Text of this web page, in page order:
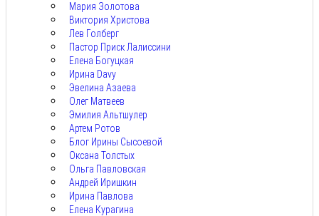
Мария Золотова
Виктория Христова
Лев Голберг
Пастор Приск Лалиссини
Елена Богуцкая
Ирина Davy
Эвелина Азаева
Олег Матвеев
Эмилия Альтшулер
Артем Ротов
Блог Ирины Сысоевой
Оксана Толстых
Ольга Павловская
Андрей Иришкин
Ирина Павлова
Елена Курагина